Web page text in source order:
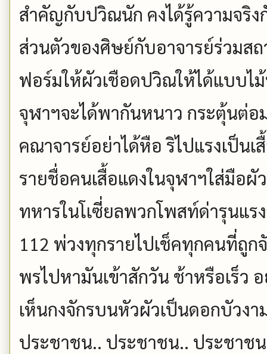
สำคัญกับปวิณนัก คงได้รู้ความจริง
ส่วนตัวของศิษย์กับอาจารย์ร่วมส
ฟอร์มให้ผัวเชือดปวิณให้ได้แบบไ
จุฬาฯจะได้พากันหนาว กระตุ้นต่
คณาจารย์อย่าได้หือ ริไปแรงเป็น
รายชื่อคนเสื้อแดงในจุฬาฯใส่มือ
ทหารในโเซี่ยลพวกโพสท์ด่ารุนแ
112 พ่วงทุกรายไปเช็คทุกคนที่ถูก
พรไปหามันเข้าสักวัน ช้าหรือเร็ว
เห็นกงจักรบนหัวผัวเป็นดอกบัวง
ประชาชน.. ประชาชน.. ประชาช